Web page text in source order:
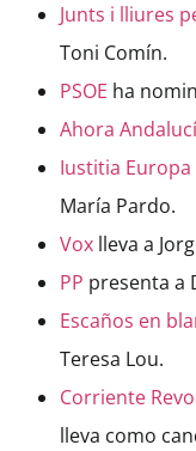
Junts i lliures
Toni Comín.
PSOE ha
Ahora
Iustitia Europa
María Pardo.
Vox lleva a
PP presenta a
Escaños en
Teresa Lou.
Corriente
lleva como